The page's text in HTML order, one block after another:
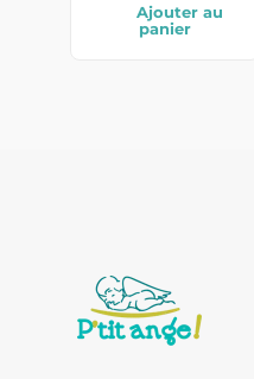
Ajouter au
panier